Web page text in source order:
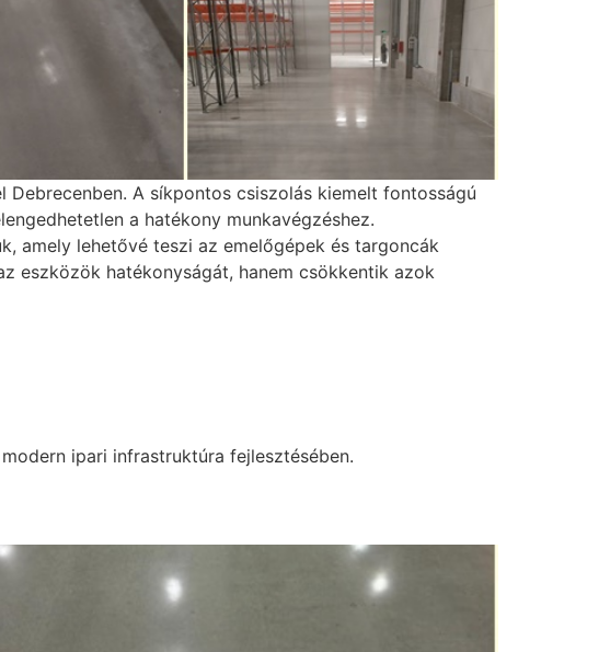
A síkpontos csiszolás kiemelt fontosságú
a hatékony munkavégzéshez.
amely lehetővé teszi az emelőgépek és targoncák
eszközök hatékonyságát, hanem csökkentik azok
ipari infrastruktúra fejlesztésében.